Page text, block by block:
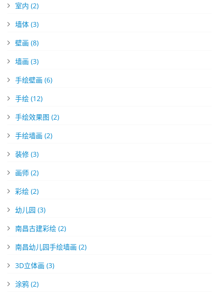
室内 (2)
墙体 (3)
壁画 (8)
墙画 (3)
手绘壁画 (6)
手绘 (12)
手绘效果图 (2)
手绘墙画 (2)
装修 (3)
画师 (2)
彩绘 (2)
幼儿园 (3)
南昌古建彩绘 (2)
南昌幼儿园手绘墙画 (2)
3D立体画 (3)
涂鸦 (2)